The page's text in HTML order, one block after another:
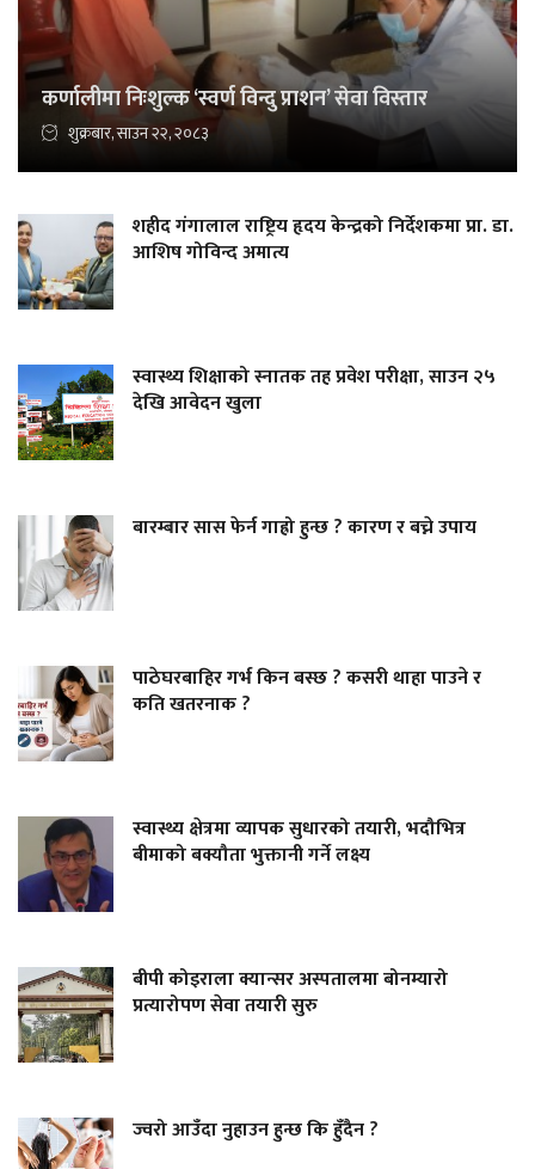
कर्णालीमा निःशुल्क ‘स्वर्ण विन्दु प्राशन’ सेवा विस्तार
शुक्रबार, साउन २२, २०८३
शहीद गंगालाल राष्ट्रिय हृदय केन्द्रको निर्देशकमा प्रा. डा.
आशिष गोविन्द अमात्य
स्वास्थ्य शिक्षाको स्नातक तह प्रवेश परीक्षा, साउन २५
देखि आवेदन खुला
बारम्बार सास फेर्न गाह्रो हुन्छ ? कारण र बच्ने उपाय
पाठेघरबाहिर गर्भ किन बस्छ ? कसरी थाहा पाउने र
कति खतरनाक ?
स्वास्थ्य क्षेत्रमा व्यापक सुधारको तयारी, भदौभित्र
बीमाको बक्यौता भुक्तानी गर्ने लक्ष्य
बीपी कोइराला क्यान्सर अस्पतालमा बोनम्यारो
प्रत्यारोपण सेवा तयारी सुरु
ज्वरो आउँदा नुहाउन हुन्छ कि हुँदैन ?